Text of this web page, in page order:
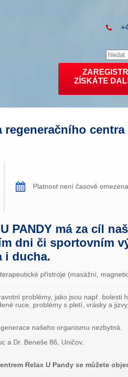
ZÍSKÁTE
centra
Platnost není časově omezena.
PANDY má za cíl
dni či sportovním
i ducha.
přístroje (masážní,
problémy, jako jsou např. bolesti
ruce, problémy s pletí, vrásky a
našeho organismu nezbytná.
a Dr. Beneše 86, Uničov.
Relax U Pandy se můžete